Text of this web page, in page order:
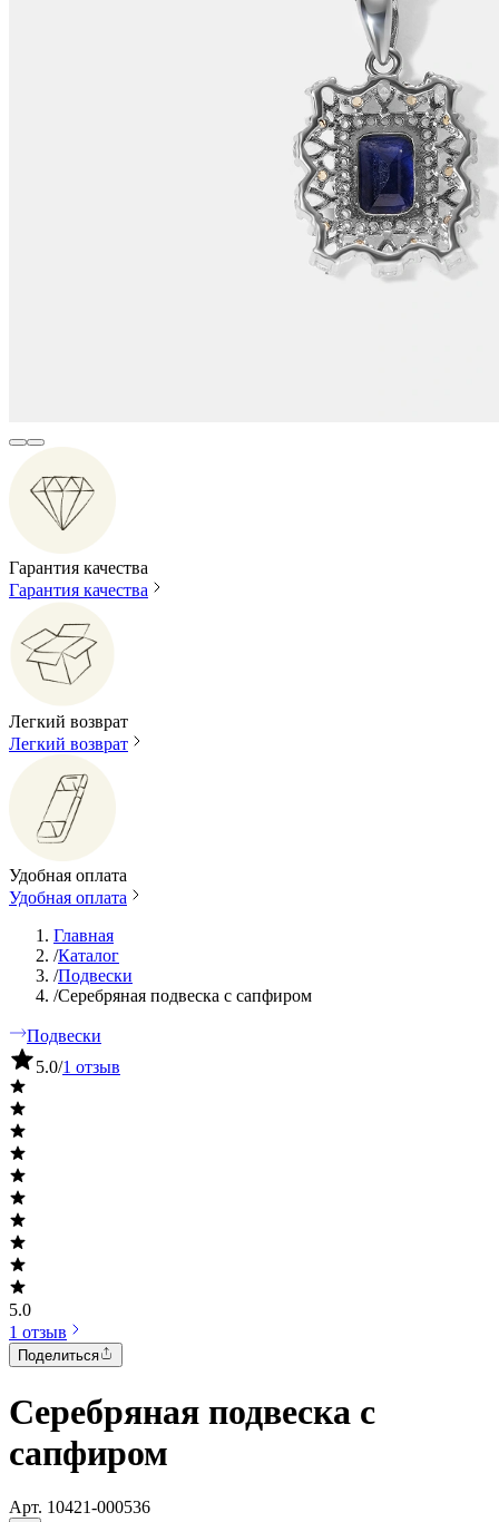
Гарантия качества
Гарантия качества
Легкий возврат
Легкий возврат
Удобная оплата
Удобная оплата
Главная
/Каталог
/Подвески
/Серебряная подвеска с сапфиром
Подвески
5.0/1 отзыв
5.0
1 отзыв
Поделиться
Серебряная подвеска с
сапфиром
Арт. 10421-000536